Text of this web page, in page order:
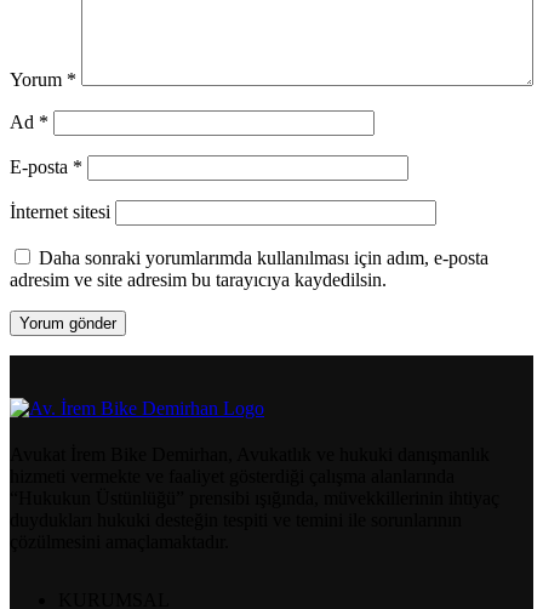
Yorum *
Ad *
E-posta *
İnternet sitesi
Daha sonraki yorumlarımda kullanılması için adım, e-posta
adresim ve site adresim bu tarayıcıya kaydedilsin.